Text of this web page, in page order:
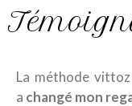
La méthode
a changé mon